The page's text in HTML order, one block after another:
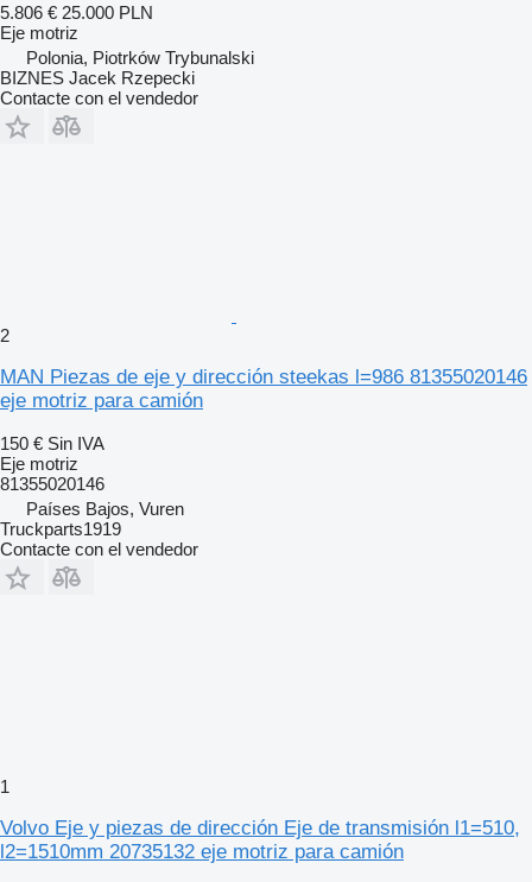
5.806 € 25.000 PLN
Eje motriz
Polonia, Piotrków Trybunalski
BIZNES Jacek Rzepecki
Contacte con el vendedor
2
MAN Piezas de eje y dirección steekas l=986 81355020146
eje motriz para camión
150 € Sin IVA
Eje motriz
81355020146
Países Bajos, Vuren
Truckparts1919
Contacte con el vendedor
1
Volvo Eje y piezas de dirección Eje de transmisión l1=510,
l2=1510mm 20735132 eje motriz para camión